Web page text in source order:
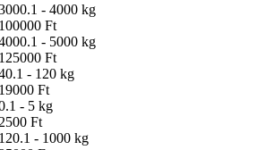
- 4000 kg
Ft
- 5000 kg
Ft
- 120 kg
Ft
- 5 kg
Ft
- 1000 kg